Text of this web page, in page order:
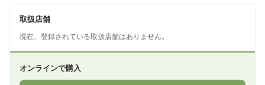
取扱店舗
現在、登録されている取扱店舗はありません。
オンラインで購入